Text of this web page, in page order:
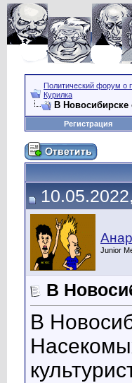
Политический форум о
Курилка
В Новосибирске
Регистрация
Junior
В
В